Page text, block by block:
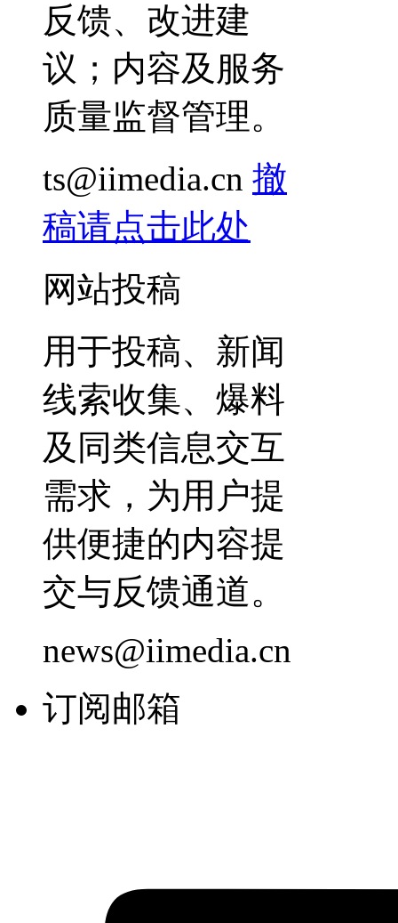
反馈、改进建
议；内容及服务
质量监督管理。
ts@iimedia.cn 撤
稿请点击此处
网站投稿
用于投稿、新闻
线索收集、爆料
及同类信息交互
需求，为用户提
供便捷的内容提
交与反馈通道。
news@iimedia.cn
订阅邮箱